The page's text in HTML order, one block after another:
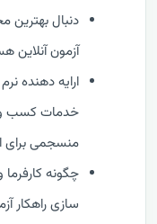
دنبال بهترین
آزمون آنلاین
ارایه دهنده
خدمات کسب و
منسجمی برای
چگونه
سازی راهکار